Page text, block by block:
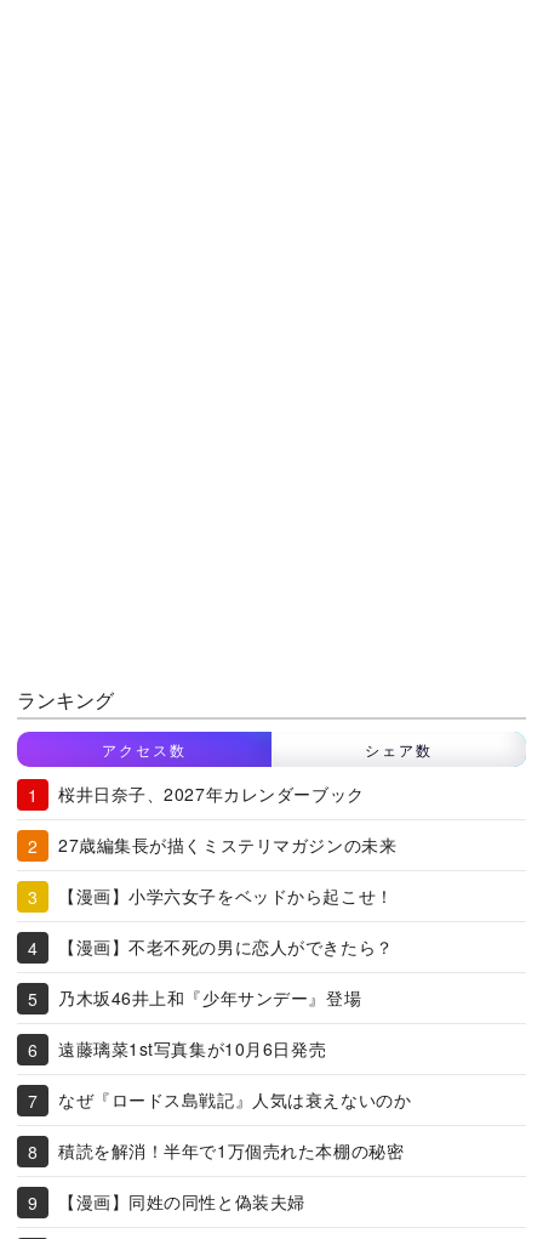
ランキング
アクセス数 シェア数
桜井日奈子、2027年カレンダーブック
27歳編集長が描くミステリマガジンの未来
【漫画】小学六女子をベッドから起こせ！
【漫画】不老不死の男に恋人ができたら？
乃木坂46井上和『少年サンデー』登場
遠藤璃菜1st写真集が10月6日発売
なぜ『ロードス島戦記』人気は衰えないのか
積読を解消！半年で1万個売れた本棚の秘密
【漫画】同姓の同性と偽装夫婦